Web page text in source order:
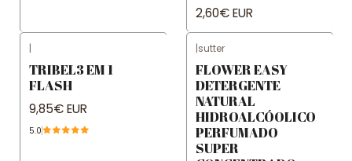
2,60€ EUR
|
TRIBEL3 EM 1
FLASH
9,85€ EUR
5.0
|sutter
FLOWER EASY
DETERGENTE
NATURAL
HIDROALCÓOLICO
PERFUMADO
SUPER